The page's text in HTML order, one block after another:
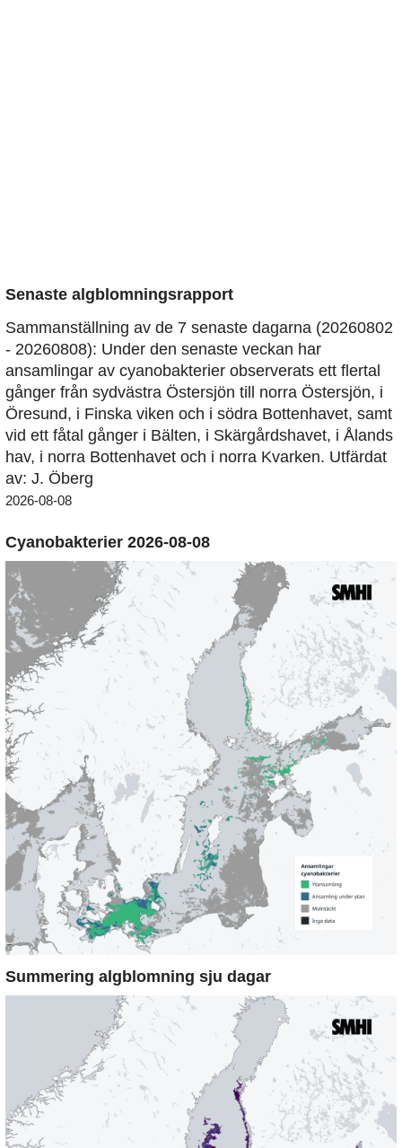
Senaste algblomningsrapport
Sammanställning av de 7 senaste dagarna (20260802
- 20260808): Under den senaste veckan har
ansamlingar av cyanobakterier observerats ett flertal
gånger från sydvästra Östersjön till norra Östersjön, i
Öresund, i Finska viken och i södra Bottenhavet, samt
vid ett fåtal gånger i Bälten, i Skärgårdshavet, i Ålands
hav, i norra Bottenhavet och i norra Kvarken. Utfärdat
av: J. Öberg
2026-08-08
Cyanobakterier 2026-08-08
Summering algblomning sju dagar